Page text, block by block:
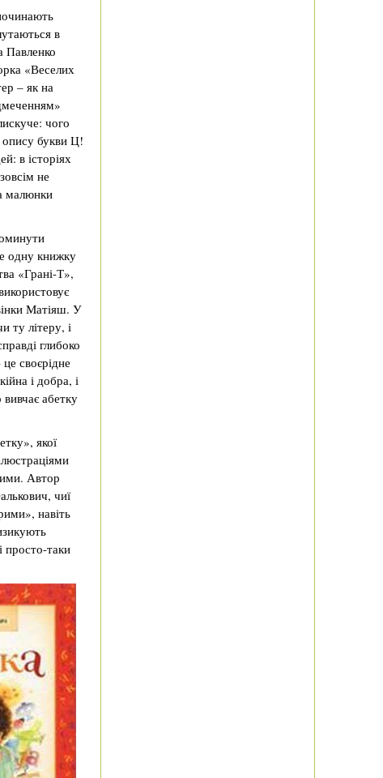
в
Павленко
«Веселих
– як на
чого
опису букви Ц!
в історіях
не
малюнки
одну книжку
«Грані-Т»,
Матіяш. У
ту літеру, і
глибоко
своєрідне
і добра, і
вивчає абетку
якої
Автор
чиї
навіть
просто-таки